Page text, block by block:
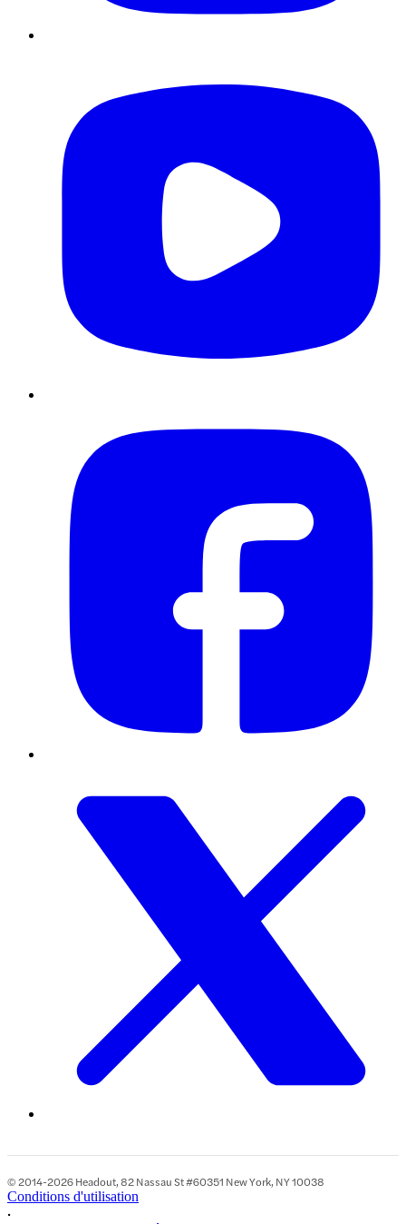
© 2014-2026 Headout, 82 Nassau St #60351 New York, NY 10038
Conditions d'utilisation
•